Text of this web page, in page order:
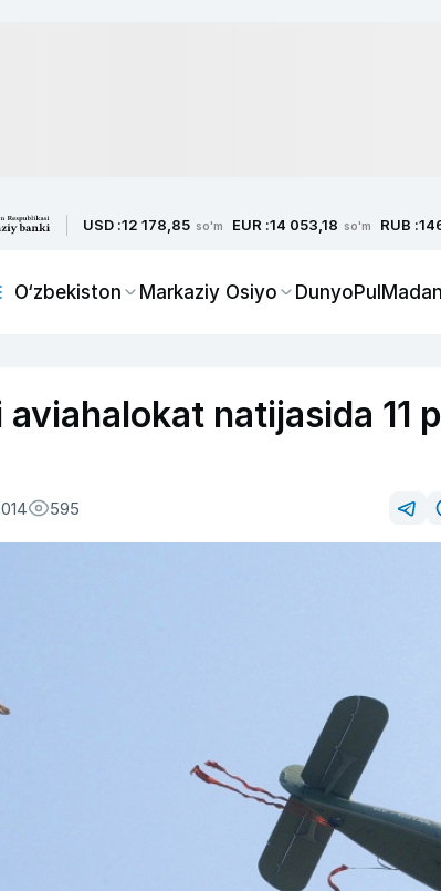
USD :12 178,85 so'm EUR :14 053,18 so'm RUB :
O‘zbekiston Markaziy Osiyo DunyoPul
aviahalokat natijasida 11
595